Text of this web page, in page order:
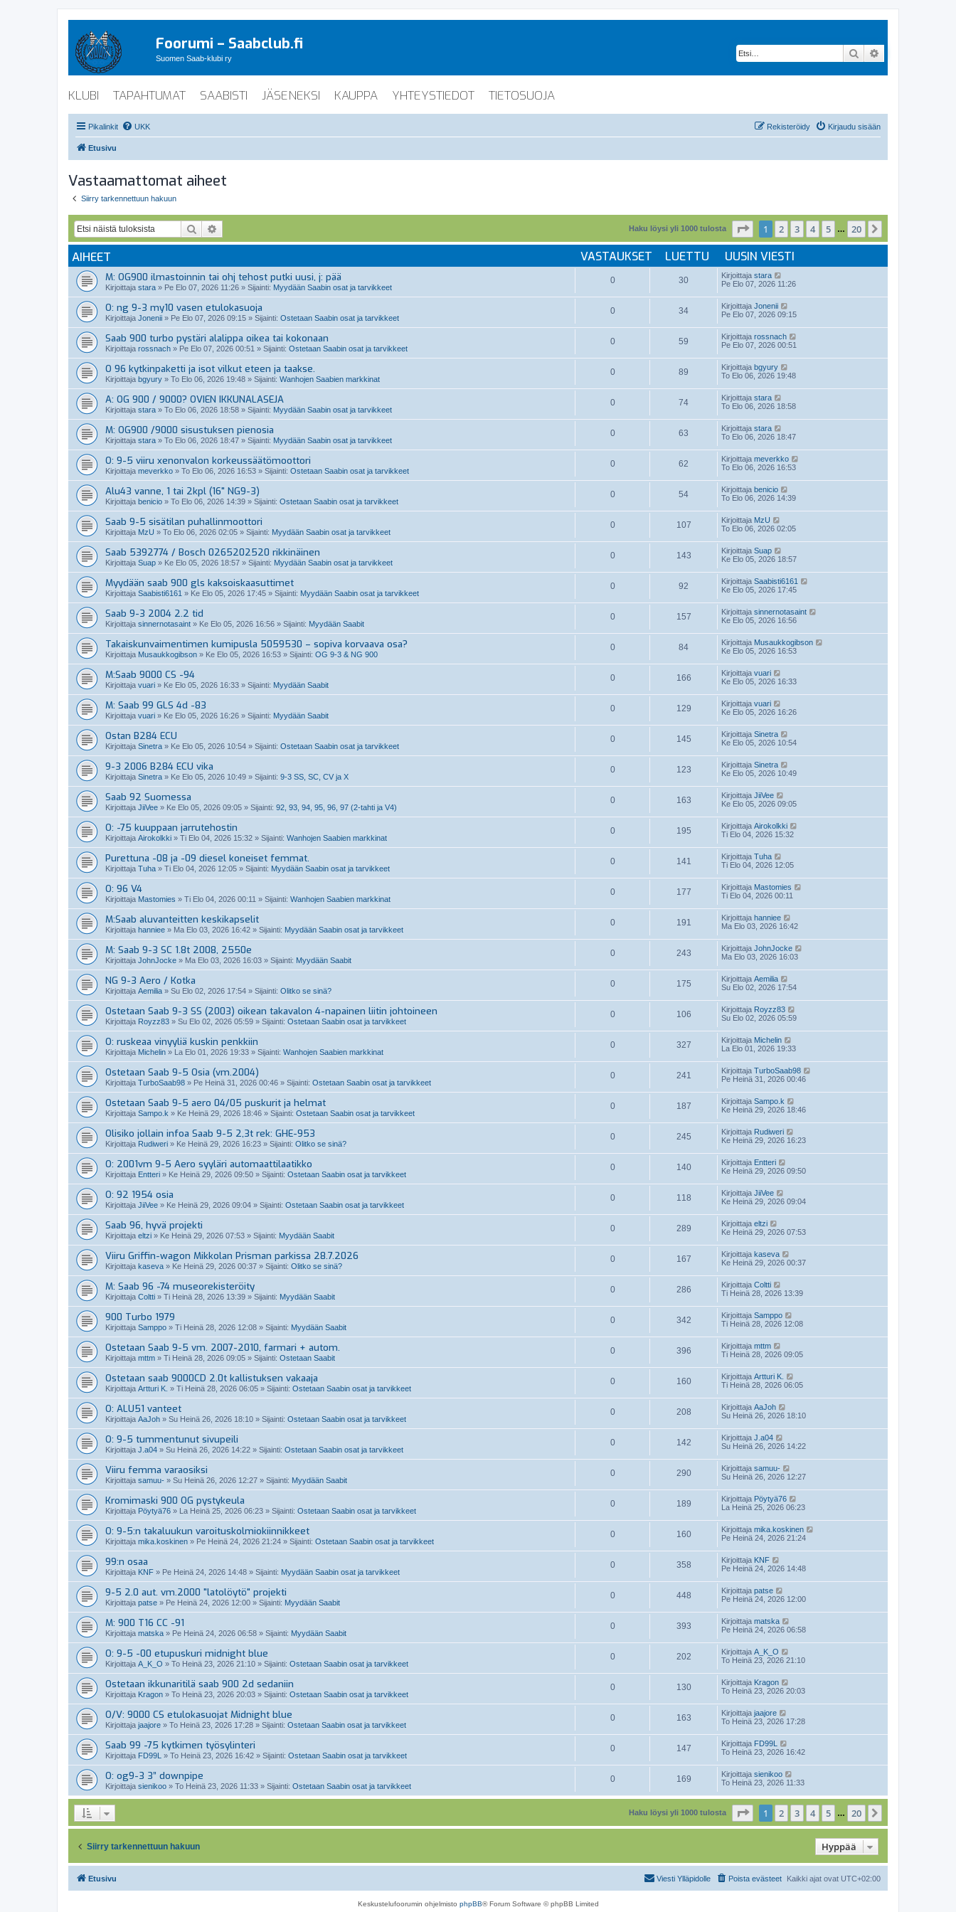
Foorumi – Saabclub.fi
Suomen Saab-klubi ry Etsi
KLUBI TAPAHTUMAT SAABISTI JÄSENEKSI KAUPPA YHTEYSTIEDOT TIETOSUOJA
Pikalinkit UKK Kirjaudu sisään
Rekisteröidy
Etusivu
Vastaamattomat aiheet
Siirry tarkennettuun hakuun
Etsi Haku löysi yli 1000 tulosta Sivu 20
1 2 3 4 5 … 20
AIHEET VASTAUKSET LUETTU UUSIN VIESTI
M: OG900 ilmastoinnin tai ohj tehost putki uusi, j: pää
Kirjoittaja stara » Pe Elo 07, 2026 11:26 » Sijainti: Myydään Saabin osat ja tarvikkeet
0 30 Kirjoittaja stara
Pe Elo 07, 2026 11:26
O: ng 9-3 my10 vasen etulokasuoja
Kirjoittaja Jonenii » Pe Elo 07, 2026 09:15 » Sijainti: Ostetaan Saabin osat ja tarvikkeet
0 34 Kirjoittaja Jonenii
Pe Elo 07, 2026 09:15
Saab 900 turbo pystäri alalippa oikea tai kokonaan
Kirjoittaja rossnach » Pe Elo 07, 2026 00:51 » Sijainti: Ostetaan Saabin osat ja tarvikkeet
0 59 Kirjoittaja rossnach
Pe Elo 07, 2026 00:51
O 96 kytkinpaketti ja isot vilkut eteen ja taakse.
Kirjoittaja bgyury » To Elo 06, 2026 19:48 » Sijainti: Wanhojen Saabien markkinat
0 89 Kirjoittaja bgyury
To Elo 06, 2026 19:48
A: OG 900 / 9000? OVIEN IKKUNALASEJA
Kirjoittaja stara » To Elo 06, 2026 18:58 » Sijainti: Myydään Saabin osat ja tarvikkeet
0 74 Kirjoittaja stara
To Elo 06, 2026 18:58
M: OG900 /9000 sisustuksen pienosia
Kirjoittaja stara » To Elo 06, 2026 18:47 » Sijainti: Myydään Saabin osat ja tarvikkeet
0 63 Kirjoittaja stara
To Elo 06, 2026 18:47
O: 9-5 viiru xenonvalon korkeussäätömoottori
Kirjoittaja meverkko » To Elo 06, 2026 16:53 » Sijainti: Ostetaan Saabin osat ja tarvikkeet
0 62 Kirjoittaja meverkko
To Elo 06, 2026 16:53
Alu43 vanne, 1 tai 2kpl (16" NG9-3)
Kirjoittaja benicio » To Elo 06, 2026 14:39 » Sijainti: Ostetaan Saabin osat ja tarvikkeet
0 54 Kirjoittaja benicio
To Elo 06, 2026 14:39
Saab 9-5 sisätilan puhallinmoottori
Kirjoittaja MzU » To Elo 06, 2026 02:05 » Sijainti: Myydään Saabin osat ja tarvikkeet
0 107 Kirjoittaja MzU
To Elo 06, 2026 02:05
Saab 5392774 / Bosch 0265202520 rikkinäinen
Kirjoittaja Suap » Ke Elo 05, 2026 18:57 » Sijainti: Myydään Saabin osat ja tarvikkeet
0 143 Kirjoittaja Suap
Ke Elo 05, 2026 18:57
Myydään saab 900 gls kaksoiskaasuttimet
Kirjoittaja Saabisti6161 » Ke Elo 05, 2026 17:45 » Sijainti: Myydään Saabin osat ja tarvikkeet
0 92 Kirjoittaja Saabisti6161
Ke Elo 05, 2026 17:45
Saab 9-3 2004 2.2 tid
Kirjoittaja sinnernotasaint » Ke Elo 05, 2026 16:56 » Sijainti: Myydään Saabit
0 157 Kirjoittaja sinnernotasaint
Ke Elo 05, 2026 16:56
Takaiskunvaimentimen kumipusla 5059530 – sopiva korvaava osa?
Kirjoittaja Musaukkogibson » Ke Elo 05, 2026 16:53 » Sijainti: OG 9-3 & NG 900
0 84 Kirjoittaja Musaukkogibson
Ke Elo 05, 2026 16:53
M:Saab 9000 CS -94
Kirjoittaja vuari » Ke Elo 05, 2026 16:33 » Sijainti: Myydään Saabit
0 166 Kirjoittaja vuari
Ke Elo 05, 2026 16:33
M: Saab 99 GLS 4d -83
Kirjoittaja vuari » Ke Elo 05, 2026 16:26 » Sijainti: Myydään Saabit
0 129 Kirjoittaja vuari
Ke Elo 05, 2026 16:26
Ostan B284 ECU
Kirjoittaja Sinetra » Ke Elo 05, 2026 10:54 » Sijainti: Ostetaan Saabin osat ja tarvikkeet
0 145 Kirjoittaja Sinetra
Ke Elo 05, 2026 10:54
9-3 2006 B284 ECU vika
Kirjoittaja Sinetra » Ke Elo 05, 2026 10:49 » Sijainti: 9-3 SS, SC, CV ja X
0 123 Kirjoittaja Sinetra
Ke Elo 05, 2026 10:49
Saab 92 Suomessa
Kirjoittaja JiiVee » Ke Elo 05, 2026 09:05 » Sijainti: 92, 93, 94, 95, 96, 97 (2-tahti ja V4)
0 163 Kirjoittaja JiiVee
Ke Elo 05, 2026 09:05
O: -75 kuuppaan jarrutehostin
Kirjoittaja Airokolkki » Ti Elo 04, 2026 15:32 » Sijainti: Wanhojen Saabien markkinat
0 195 Kirjoittaja Airokolkki
Ti Elo 04, 2026 15:32
Purettuna -08 ja -09 diesel koneiset femmat.
Kirjoittaja Tuha » Ti Elo 04, 2026 12:05 » Sijainti: Myydään Saabin osat ja tarvikkeet
0 141 Kirjoittaja Tuha
Ti Elo 04, 2026 12:05
O: 96 V4
Kirjoittaja Mastomies » Ti Elo 04, 2026 00:11 » Sijainti: Wanhojen Saabien markkinat
0 177 Kirjoittaja Mastomies
Ti Elo 04, 2026 00:11
M:Saab aluvanteitten keskikapselit
Kirjoittaja hanniee » Ma Elo 03, 2026 16:42 » Sijainti: Myydään Saabin osat ja tarvikkeet
0 191 Kirjoittaja hanniee
Ma Elo 03, 2026 16:42
M: Saab 9-3 SC 1.8t 2008, 2550e
Kirjoittaja JohnJocke » Ma Elo 03, 2026 16:03 » Sijainti: Myydään Saabit
0 243 Kirjoittaja JohnJocke
Ma Elo 03, 2026 16:03
NG 9-3 Aero / Kotka
Kirjoittaja Aemilia » Su Elo 02, 2026 17:54 » Sijainti: Olitko se sinä?
0 175 Kirjoittaja Aemilia
Su Elo 02, 2026 17:54
Ostetaan Saab 9-3 SS (2003) oikean takavalon 4-napainen liitin johtoineen
Kirjoittaja Royzz83 » Su Elo 02, 2026 05:59 » Sijainti: Ostetaan Saabin osat ja tarvikkeet
0 106 Kirjoittaja Royzz83
Su Elo 02, 2026 05:59
O: ruskeaa vinyyliä kuskin penkkiin
Kirjoittaja Michelin » La Elo 01, 2026 19:33 » Sijainti: Wanhojen Saabien markkinat
0 327 Kirjoittaja Michelin
La Elo 01, 2026 19:33
Ostetaan Saab 9-5 Osia (vm.2004)
Kirjoittaja TurboSaab98 » Pe Heinä 31, 2026 00:46 » Sijainti: Ostetaan Saabin osat ja tarvikkeet
0 241 Kirjoittaja TurboSaab98
Pe Heinä 31, 2026 00:46
Ostetaan Saab 9-5 aero 04/05 puskurit ja helmat
Kirjoittaja Sampo.k » Ke Heinä 29, 2026 18:46 » Sijainti: Ostetaan Saabin osat ja tarvikkeet
0 187 Kirjoittaja Sampo.k
Ke Heinä 29, 2026 18:46
Olisiko jollain infoa Saab 9-5 2,3t rek: GHE-953
Kirjoittaja Rudiweri » Ke Heinä 29, 2026 16:23 » Sijainti: Olitko se sinä?
0 245 Kirjoittaja Rudiweri
Ke Heinä 29, 2026 16:23
O: 2001vm 9-5 Aero syyläri automaattilaatikko
Kirjoittaja Entteri » Ke Heinä 29, 2026 09:50 » Sijainti: Ostetaan Saabin osat ja tarvikkeet
0 140 Kirjoittaja Entteri
Ke Heinä 29, 2026 09:50
O: 92 1954 osia
Kirjoittaja JiiVee » Ke Heinä 29, 2026 09:04 » Sijainti: Ostetaan Saabin osat ja tarvikkeet
0 118 Kirjoittaja JiiVee
Ke Heinä 29, 2026 09:04
Saab 96, hyvä projekti
Kirjoittaja eltzi » Ke Heinä 29, 2026 07:53 » Sijainti: Myydään Saabit
0 289 Kirjoittaja eltzi
Ke Heinä 29, 2026 07:53
Viiru Griffin-wagon Mikkolan Prisman parkissa 28.7.2026
Kirjoittaja kaseva » Ke Heinä 29, 2026 00:37 » Sijainti: Olitko se sinä?
0 167 Kirjoittaja kaseva
Ke Heinä 29, 2026 00:37
M: Saab 96 -74 museorekisteröity
Kirjoittaja Coltti » Ti Heinä 28, 2026 13:39 » Sijainti: Myydään Saabit
0 286 Kirjoittaja Coltti
Ti Heinä 28, 2026 13:39
900 Turbo 1979
Kirjoittaja Samppo » Ti Heinä 28, 2026 12:08 » Sijainti: Myydään Saabit
0 342 Kirjoittaja Samppo
Ti Heinä 28, 2026 12:08
Ostetaan Saab 9-5 vm. 2007-2010, farmari + autom.
Kirjoittaja mttm » Ti Heinä 28, 2026 09:05 » Sijainti: Ostetaan Saabit
0 396 Kirjoittaja mttm
Ti Heinä 28, 2026 09:05
Ostetaan saab 9000CD 2.0t kallistuksen vakaaja
Kirjoittaja Artturi K. » Ti Heinä 28, 2026 06:05 » Sijainti: Ostetaan Saabin osat ja tarvikkeet
0 160 Kirjoittaja Artturi K.
Ti Heinä 28, 2026 06:05
O: ALU51 vanteet
Kirjoittaja AaJoh » Su Heinä 26, 2026 18:10 » Sijainti: Ostetaan Saabin osat ja tarvikkeet
0 208 Kirjoittaja AaJoh
Su Heinä 26, 2026 18:10
O: 9-5 tummentunut sivupeili
Kirjoittaja J.a04 » Su Heinä 26, 2026 14:22 » Sijainti: Ostetaan Saabin osat ja tarvikkeet
0 142 Kirjoittaja J.a04
Su Heinä 26, 2026 14:22
Viiru femma varaosiksi
Kirjoittaja samuu- » Su Heinä 26, 2026 12:27 » Sijainti: Myydään Saabit
0 290 Kirjoittaja samuu-
Su Heinä 26, 2026 12:27
Kromimaski 900 OG pystykeula
Kirjoittaja Pöytyä76 » La Heinä 25, 2026 06:23 » Sijainti: Ostetaan Saabin osat ja tarvikkeet
0 189 Kirjoittaja Pöytyä76
La Heinä 25, 2026 06:23
O: 9-5:n takaluukun varoituskolmiokiinnikkeet
Kirjoittaja mika.koskinen » Pe Heinä 24, 2026 21:24 » Sijainti: Ostetaan Saabin osat ja tarvikkeet
0 160 Kirjoittaja mika.koskinen
Pe Heinä 24, 2026 21:24
99:n osaa
Kirjoittaja KNF » Pe Heinä 24, 2026 14:48 » Sijainti: Myydään Saabin osat ja tarvikkeet
0 358 Kirjoittaja KNF
Pe Heinä 24, 2026 14:48
9-5 2.0 aut. vm.2000 "latolöytö" projekti
Kirjoittaja patse » Pe Heinä 24, 2026 12:00 » Sijainti: Myydään Saabit
0 448 Kirjoittaja patse
Pe Heinä 24, 2026 12:00
M: 900 T16 CC -91
Kirjoittaja matska » Pe Heinä 24, 2026 06:58 » Sijainti: Myydään Saabit
0 393 Kirjoittaja matska
Pe Heinä 24, 2026 06:58
O: 9-5 -00 etupuskuri midnight blue
Kirjoittaja A_K_O » To Heinä 23, 2026 21:10 » Sijainti: Ostetaan Saabin osat ja tarvikkeet
0 202 Kirjoittaja A_K_O
To Heinä 23, 2026 21:10
Ostetaan ikkunaritilä saab 900 2d sedaniin
Kirjoittaja Kragon » To Heinä 23, 2026 20:03 » Sijainti: Ostetaan Saabin osat ja tarvikkeet
0 130 Kirjoittaja Kragon
To Heinä 23, 2026 20:03
O/V: 9000 CS etulokasuojat Midnight blue
Kirjoittaja jaajore » To Heinä 23, 2026 17:28 » Sijainti: Ostetaan Saabin osat ja tarvikkeet
0 163 Kirjoittaja jaajore
To Heinä 23, 2026 17:28
Saab 99 -75 kytkimen työsylinteri
Kirjoittaja FD99L » To Heinä 23, 2026 16:42 » Sijainti: Ostetaan Saabin osat ja tarvikkeet
0 147 Kirjoittaja FD99L
To Heinä 23, 2026 16:42
O: og9-3 3” downpipe
Kirjoittaja sienikoo » To Heinä 23, 2026 11:33 » Sijainti: Ostetaan Saabin osat ja tarvikkeet
0 169 Kirjoittaja sienikoo
To Heinä 23, 2026 11:33
Haku löysi yli 1000 tulosta Sivu 20
1 2 3 4 5 … 20
Siirry tarkennettuun hakuun Hyppää
Etusivu Kaikki ajat ovat UTC+02:00
Poista evästeet
Viesti Ylläpidolle
Keskustelufoorumin ohjelmisto phpBB® Forum Software © phpBB Limited